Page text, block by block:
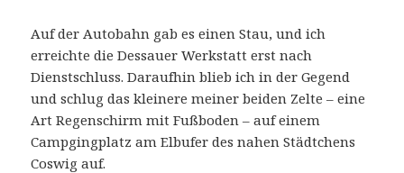
Auf der Autobahn gab es einen Stau, und ich
erreichte die Dessauer Werkstatt erst nach
Dienstschluss. Daraufhin blieb ich in der Gegend
und schlug das kleinere meiner beiden Zelte – eine
Art Regenschirm mit Fußboden – auf einem
Campgingplatz am Elbufer des nahen Städtchens
Coswig auf.